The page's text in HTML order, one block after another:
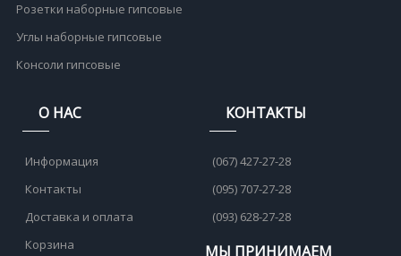
Розетки наборные гипсовые
Углы наборные гипсовые
Консоли гипсовые
О НАС
Информация
Контакты
Доставка и оплата
Корзина
КОНТАКТЫ
(067) 427-27-28
(095) 707-27-28
(093) 628-27-28
МЫ ПРИНИМАЕМ